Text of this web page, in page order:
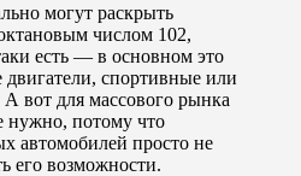
могут раскрыть
числом 102,
есть — в основном это
спортивные или
вот для массового рынка
нужно, потому что
автомобилей просто не
его возможности.